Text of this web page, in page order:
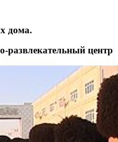
дома.
развлекательный центр